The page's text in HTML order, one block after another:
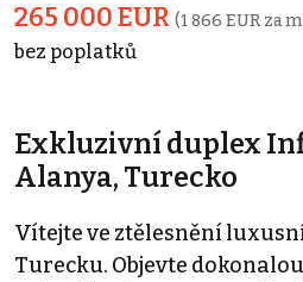
265 000 EUR (1 866 EUR za
bez poplatků
Exkluzivní duplex
Alanya, Turecko
Vítejte ve ztělesnění
Turecku. Objevte